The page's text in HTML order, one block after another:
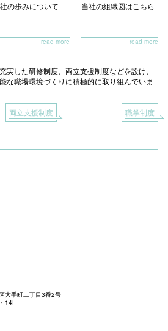
の歩みについて 当社の組織図はこちら
実した研修制度、両立支援制度などを設け、
な職場環境づくりに積極的に取り組んでいま
両立支援制度 職掌制度
大手町二丁目3番2号
14F